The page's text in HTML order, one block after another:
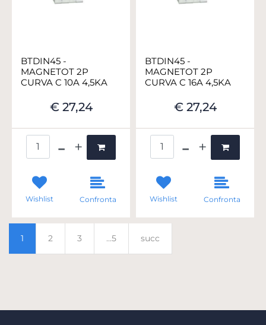
BTDIN45 -
MAGNETOT 2P
CURVA C 10A 4,5KA
€ 27,24
Wishlist Confronta
BTDIN45 -
MAGNETOT 2P
CURVA C 16A 4,5KA
€ 27,24
Wishlist Confronta
1 2 3 ...5 succ